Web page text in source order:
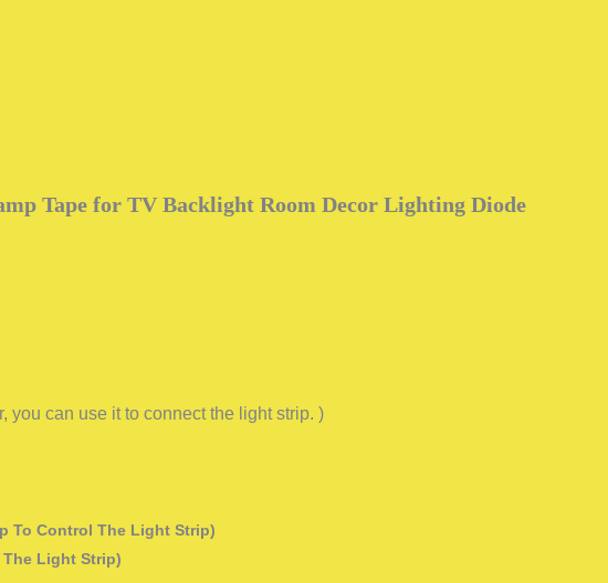
Tape for TV Backlight Room Decor Lighting Diode
you can use it to connect the light strip. )
To Control The Light Strip)
Light Strip)